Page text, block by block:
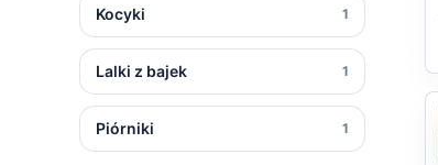
Kocyki 1
Lalki z bajek 1
Piórniki 1